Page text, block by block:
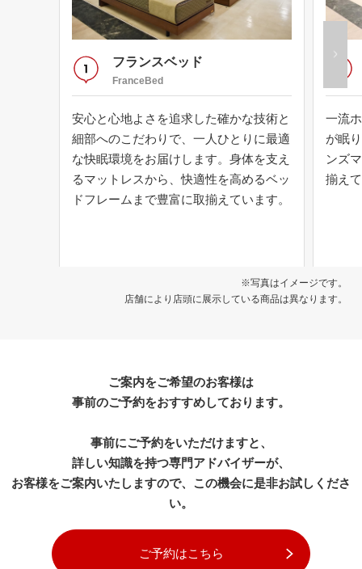
フランスベッド
FranceBed
安心と心地よさを追求した確かな技術と
細部へのこだわりで、一人ひとりに最適
な快眠環境をお届けします。身体を支え
るマットレスから、快適性を高めるベッ
ドフレームまで豊富に取揃えています。
一流
が眠
ンズ
揃え
※写真はイメージです。
店舗により店頭に展示している商品は異なります。
ご案内をご希望のお客様は
事前のご予約をおすすめしております。
事前にご予約をいただけますと、
詳しい知識を持つ専門アドバイザーが、
お客様をご案内いたしますので、この機会に是非お試しくださ
い。
ご予約はこちら